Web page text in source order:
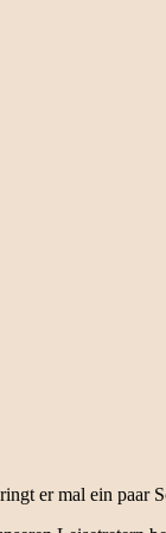
er mal ein paar